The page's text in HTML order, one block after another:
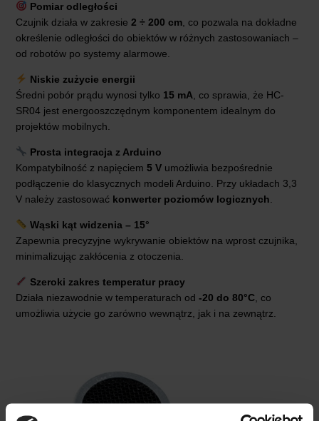
Pomiar odległości
Czujnik działa w zakresie 2 ÷ 200 cm , co pozwala na dokładne
określenie odległości do obiektów w różnych zastosowaniach –
od robotów po systemy alarmowe.
Niskie zużycie energii
Średni pobór prądu wynosi tylko 15 mA , co sprawia, że HC-
SR04 jest energooszczędnym komponentem idealnym do
projektów mobilnych.
Prosta integracja z Arduino
Kompatybilność z napięciem 5 V umożliwia bezpośrednie
podłączenie do klasycznych modeli Arduino. Przy układach 3,3
V należy zastosować konwerter poziomów logicznych
Wąski kąt widzenia – 15°
Zapewnia precyzyjne wykrywanie obiektów na wprost czujnika,
minimalizując zakłócenia z otoczenia.
Szeroki zakres temperatur pracy
Działa niezawodnie w temperaturach od -20 do 80°C , co
umożliwia użycie go zarówno wewnątrz, jak i na zewnątrz.